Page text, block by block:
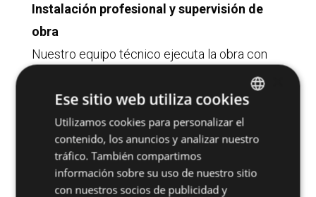
Instalación profesional y supervisión de
obra
Nuestro equipo técnico ejecuta la obra con
precisión milimétrica, asegurando planimetría,
estabilidad y rendimiento del sistema.
Control de calidad e inspección final
Realizamos revisiones rigurosas en todas las
fases de la obra para garantizar un resultado
SPANISH
ENGLISH
Ese sitio web utiliza cookies
Utilizamos cookies para personalizar el
contenido, los anuncios y analizar nuestro
tráfico. También compartimos
información sobre su uso de nuestro sitio
con nuestros socios de publicidad y